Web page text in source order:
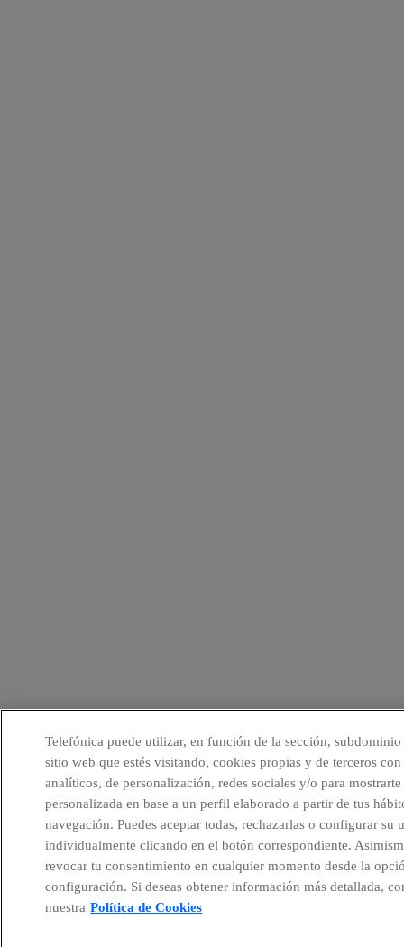
Telefónica puede utilizar, en función de la sección,
sitio web que estés visitando, cookies propias y de terceros
analíticos, de personalización, redes sociales y/o para
personalizada en base a un perfil elaborado a partir de tus
navegación. Puedes aceptar todas, rechazarlas o configurar su
individualmente clicando en el botón correspondiente.
revocar tu consentimiento en cualquier momento desde la
configuración. Si deseas obtener información más detallada,
nuestra Política de Cookies